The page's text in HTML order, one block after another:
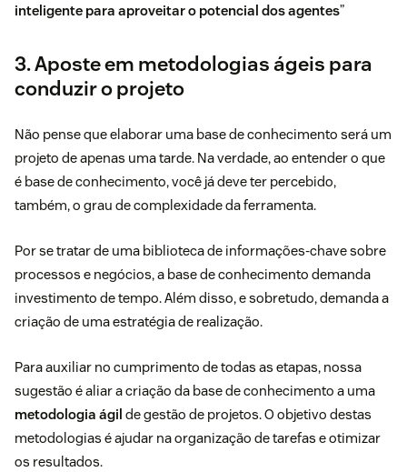
inteligente para aproveitar o potencial dos agentes”
3. Aposte em metodologias ágeis para
conduzir o projeto
Não pense que elaborar uma base de conhecimento será um
projeto de apenas uma tarde. Na verdade, ao entender o que
é base de conhecimento, você já deve ter percebido,
também, o grau de complexidade da ferramenta.
Por se tratar de uma biblioteca de informações-chave sobre
processos e negócios, a base de conhecimento demanda
investimento de tempo. Além disso, e sobretudo, demanda a
criação de uma estratégia de realização.
Para auxiliar no cumprimento de todas as etapas, nossa
sugestão é aliar a criação da base de conhecimento a uma
metodologia ágil de gestão de projetos. O objetivo destas
metodologias é ajudar na organização de tarefas e otimizar
os resultados.